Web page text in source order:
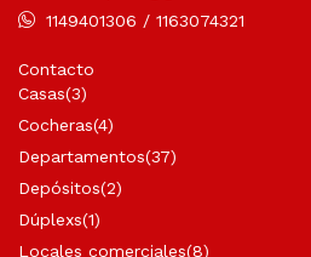
1149401306 / 1163074321
Contacto
Casas(3)
Cocheras(4)
Departamentos(37)
Depósitos(2)
Dúplexs(1)
Locales comerciales(8)